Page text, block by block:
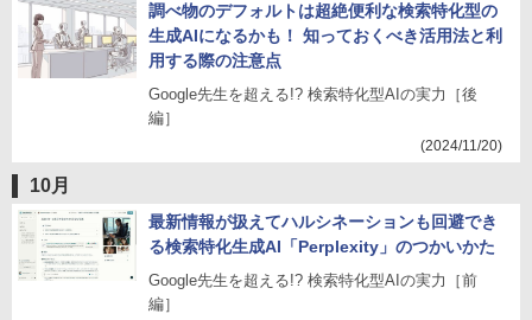
調べ物のデフォルトは超絶便利な検索特化型の
生成AIになるかも！ 知っておくべき活用法と利
用する際の注意点
Google先生を超える!? 検索特化型AIの実力［後
編］
(2024/11/20)
10月
最新情報が扱えてハルシネーションも回避でき
る検索特化生成AI「Perplexity」のつかいかた
Google先生を超える!? 検索特化型AIの実力［前
編］